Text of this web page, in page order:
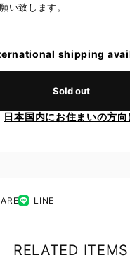
い致します。
shipping
Sold out
日本国内にお住まいの方向
LINE
RELATED ITEMS